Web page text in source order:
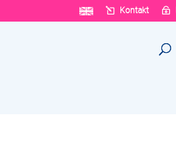
Kontakt